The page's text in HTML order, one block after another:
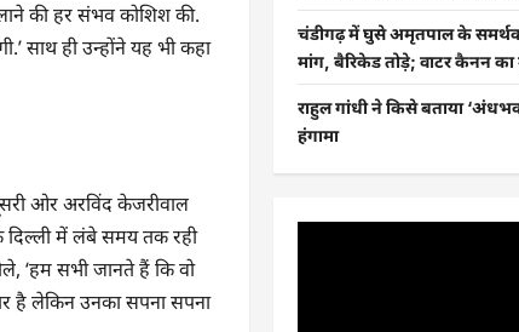
की हर संभव कोशिश की.
साथ ही उन्होंने यह भी कहा
ओर अरविंद केजरीवाल
दिल्ली में लंबे समय तक रही
‘हम सभी जानते हैं कि वो
है लेकिन उनका सपना सपना
चंडीगढ़ में घुसे अमृतपाल के समर्थक:
मांग, बैरिकेड तोड़े; वाटर कैनन का
राहुल गांधी ने किसे बताया
हंगामा